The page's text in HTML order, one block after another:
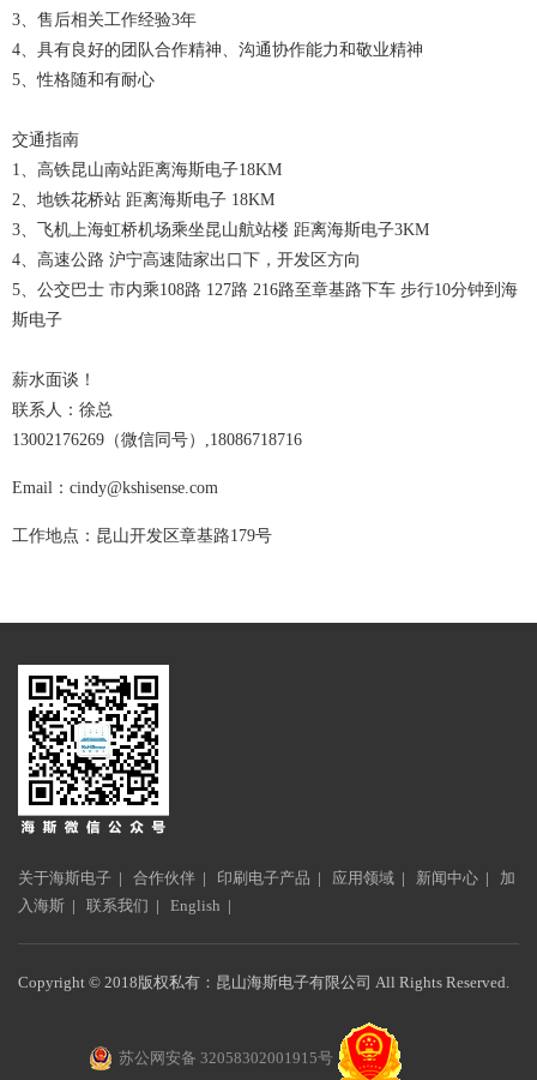
3、售后相关工作经验3年
4、具有良好的团队合作精神、沟通协作能力和敬业精神
5、性格随和有耐心
交通指南
1、高铁昆山南站距离海斯电子18KM
2、地铁花桥站 距离海斯电子 18KM
3、飞机上海虹桥机场乘坐昆山航站楼 距离海斯电子3KM
4、高速公路 沪宁高速陆家出口下，开发区方向
5、公交巴士 市内乘108路 127路 216路至章基路下车 步行10分钟到海
斯电子
薪水面谈！
联系人：徐总
13002176269（微信同号）,18086718716
Email：cindy@kshisense.com
工作地点：昆山开发区章基路179号
关于海斯电子 | 合作伙伴 | 印刷电子产品 | 应用领域 | 新闻中心 | 加
入海斯 | 联系我们 | English |
Copyright © 2018版权私有：昆山海斯电子有限公司 All Rights Reserved.
苏公网安备 32058302001915号